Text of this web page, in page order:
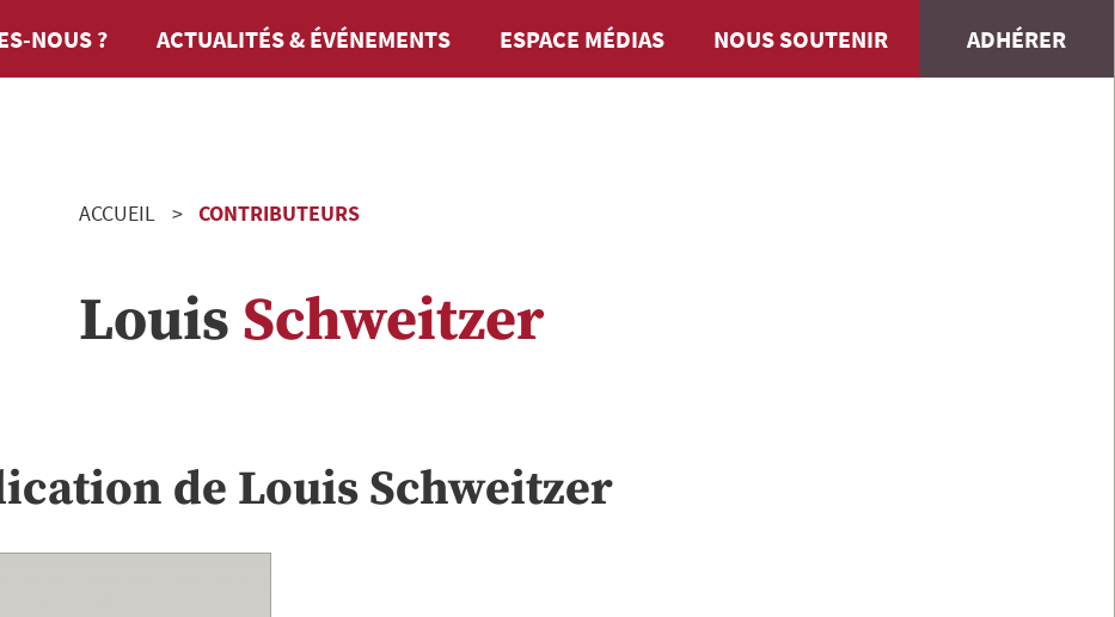
NOUS ? ACTUALITÉS & ÉVÉNEMENTS ESPACE MÉDIAS NOUS SOUTENIR ADHÉRER
ACCUEIL CONTRIBUTEURS
Louis Schweitzer
de Louis Schweitzer